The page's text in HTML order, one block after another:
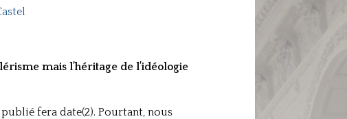
mais l’héritage de l’idéologie
fera date(2). Pourtant, nous